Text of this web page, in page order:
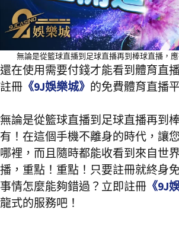
無論是從籃球直播到足球直播再到棒球直播，
還在使用需要付錢才能看到體育直
註冊 《9J娛樂城》 的免費體育直播
無論是從籃球直播到足球直播再到
有！在這個手機不離身的時代，讓
哪裡，而且隨時都能收看到來自世
播，重點！重點！只要註冊就終身
事情怎麼能夠錯過？立即註冊 《9J
龍式的服務吧！